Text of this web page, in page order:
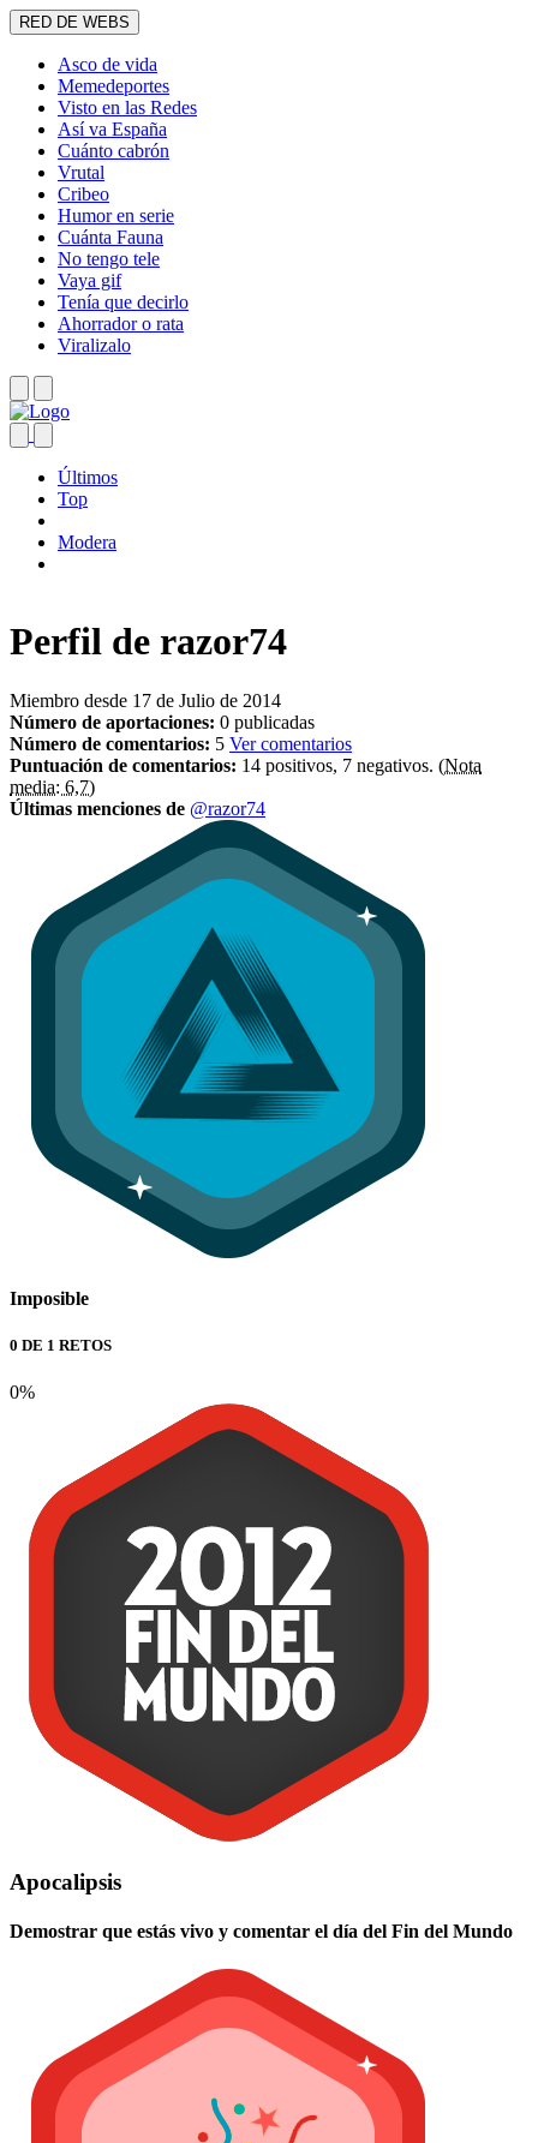
RED DE WEBS
Asco de vida
Memedeportes
Visto en las Redes
Así va España
Cuánto cabrón
Vrutal
Cribeo
Humor en serie
Cuánta Fauna
No tengo tele
Vaya gif
Tenía que decirlo
Ahorrador o rata
Viralizalo
Últimos
Top
Modera
Perfil de razor74
Miembro desde 17 de Julio de 2014
Número de aportaciones: 0 publicadas
Número de comentarios: 5 Ver comentarios
Puntuación de comentarios: 14 positivos, 7 negativos. (Nota
media: 6,7)
Últimas menciones de @razor74
Imposible
0 DE 1 RETOS
0%
Apocalipsis
Demostrar que estás vivo y comentar el día del Fin del Mundo